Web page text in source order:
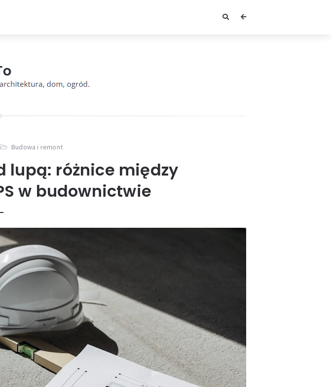
Budowa i remont
lupą: różnice między
w budownictwie